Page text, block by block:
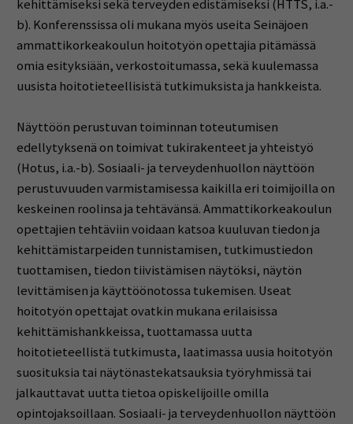
kehittämiseksi sekä terveyden edistämiseksi (HTTS, i.a.-
b). Konferenssissa oli mukana myös useita Seinäjoen
ammattikorkeakoulun hoitotyön opettajia pitämässä
omia esityksiään, verkostoitumassa, sekä kuulemassa
uusista hoitotieteellisistä tutkimuksista ja hankkeista.
Näyttöön perustuvan toiminnan toteutumisen
edellytyksenä on toimivat tukirakenteet ja yhteistyö
(Hotus, i.a.-b). Sosiaali- ja terveydenhuollon näyttöön
perustuvuuden varmistamisessa kaikilla eri toimijoilla on
keskeinen roolinsa ja tehtävänsä. Ammattikorkeakoulun
opettajien tehtäviin voidaan katsoa kuuluvan tiedon ja
kehittämistarpeiden tunnistamisen, tutkimustiedon
tuottamisen, tiedon tiivistämisen näytöksi, näytön
levittämisen ja käyttöönotossa tukemisen. Useat
hoitotyön opettajat ovatkin mukana erilaisissa
kehittämishankkeissa, tuottamassa uutta
hoitotieteellistä tutkimusta, laatimassa uusia hoitotyön
suosituksia tai näytönastekatsauksia työryhmissä tai
jalkauttavat uutta tietoa opiskelijoille omilla
opintojaksoillaan. Sosiaali- ja terveydenhuollon näyttöön